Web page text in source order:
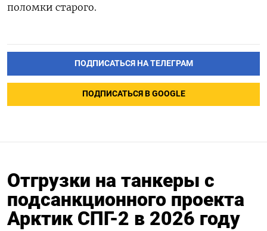
поломки старого.
ПОДПИСАТЬСЯ НА ТЕЛЕГРАМ
ПОДПИСАТЬСЯ В GOOGLE
Отгрузки на танкеры с
подсанкционного проекта
Арктик СПГ-2 в 2026 году